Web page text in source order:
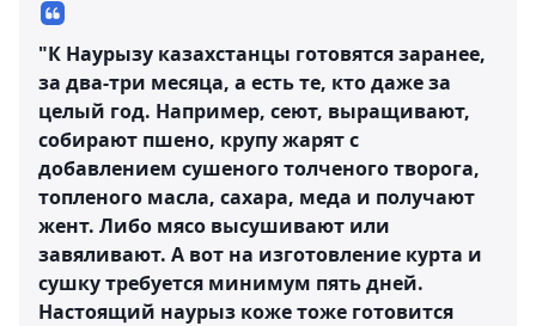
"К Наурызу казахстанцы готовятся заранее,
за два-три месяца, а есть те, кто даже за
целый год. Например, сеют, выращивают,
собирают пшено, крупу жарят с
добавлением сушеного толченого творога,
топленого масла, сахара, меда и получают
жент. Либо мясо высушивают или
завяливают. А вот на изготовление курта и
сушку требуется минимум пять дней.
Настоящий наурыз коже тоже готовится